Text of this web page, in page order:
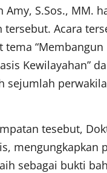
Amy, S.Sos., MM.
tersebut. Acara
tema “Membangun
Kewilayahan”
sejumlah
tesebut,
mengungkapkan
sebagai bukti